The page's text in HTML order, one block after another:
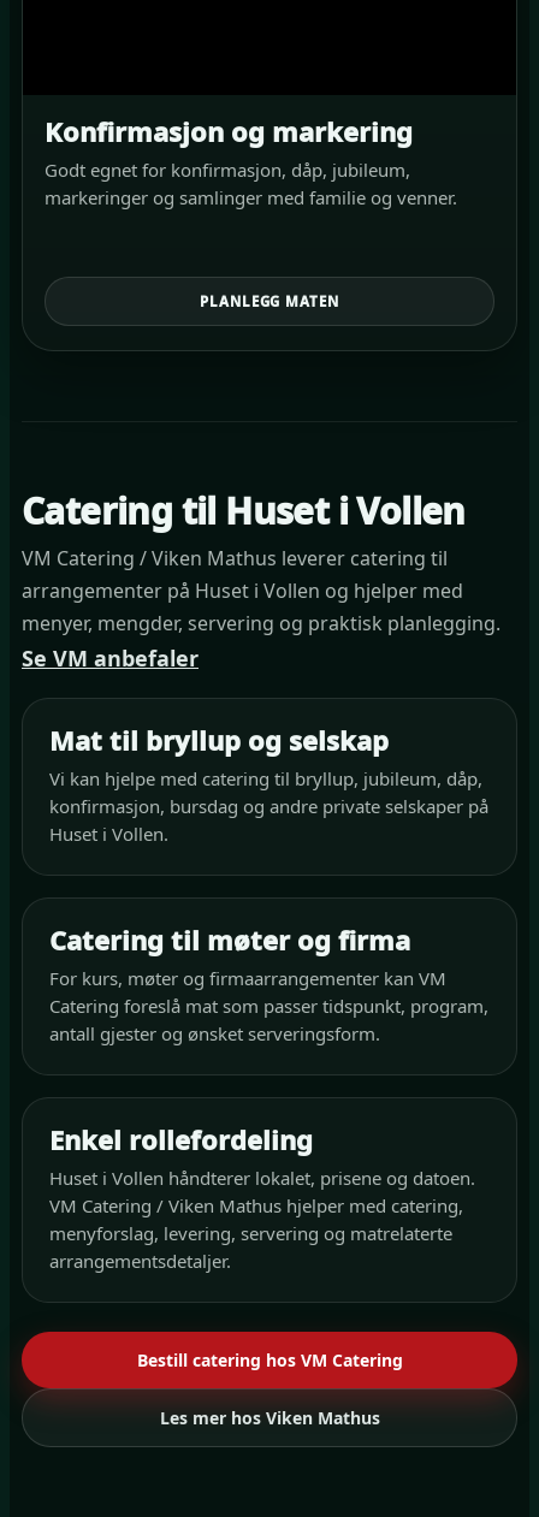
Konfirmasjon og markering
Godt egnet for konfirmasjon, dåp, jubileum,
markeringer og samlinger med familie og venner.
PLANLEGG MATEN
Catering til Huset i Vollen
VM Catering / Viken Mathus leverer catering til
arrangementer på Huset i Vollen og hjelper med
menyer, mengder, servering og praktisk planlegging.
Se VM anbefaler
Mat til bryllup og selskap
Vi kan hjelpe med catering til bryllup, jubileum, dåp,
konfirmasjon, bursdag og andre private selskaper på
Huset i Vollen.
Catering til møter og firma
For kurs, møter og firmaarrangementer kan VM
Catering foreslå mat som passer tidspunkt, program,
antall gjester og ønsket serveringsform.
Enkel rollefordeling
Huset i Vollen håndterer lokalet, prisene og datoen.
VM Catering / Viken Mathus hjelper med catering,
menyforslag, levering, servering og matrelaterte
arrangementsdetaljer.
Bestill catering hos VM Catering
Les mer hos Viken Mathus